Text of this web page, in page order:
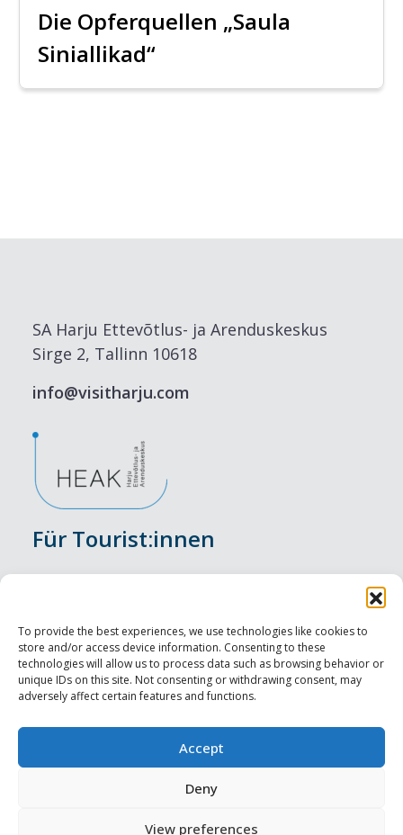
To provide the best experiences, we use technologies like cookies to
store and/or access device information. Consenting to these
technologies will allow us to process data such as browsing behavior or
unique IDs on this site. Not consenting or withdrawing consent, may
adversely affect certain features and functions.
Accept
Deny
View preferences
Die Opferquellen „Saula
Siniallikad“
SA Harju Ettevõtlus- ja Arenduskeskus
Sirge 2, Tallinn 10618
info@visitharju.com
Für Tourist:innen
Unterkunft
Genusserlebnisse
Sehenswürdigkeiten
Für Tourismusprofis